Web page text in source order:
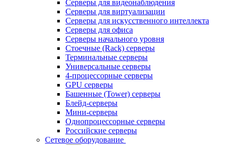
Серверы для видеонаблюдения
Серверы для виртуализации
Серверы для искусственного интеллекта
Серверы для офиса
Серверы начального уровня
Стоечные (Rack) серверы
Терминальные серверы
Универсальные серверы
4-процессорные серверы
GPU серверы
Башенные (Tower) серверы
Блейд-серверы
Мини-серверы
Однопроцессорные серверы
Российские серверы
Сетевое оборудование